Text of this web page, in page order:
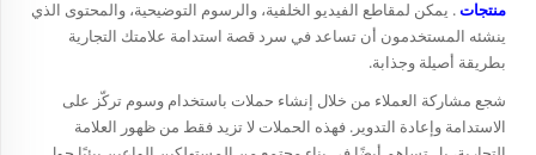
منتجات. يمكن لمقاطع الفيديو الخلفية، والرسوم التوضيحية، والمحتوى الذي
ينشئه المستخدمون أن تساعد في سرد قصة استدامة علامتك التجارية
بطريقة أصيلة وجذابة.
شجع مشاركة العملاء من خلال إنشاء حملات باستخدام وسوم تركّز على
الاستدامة وإعادة التدوير. فهذه الحملات لا تزيد فقط من ظهور العلامة